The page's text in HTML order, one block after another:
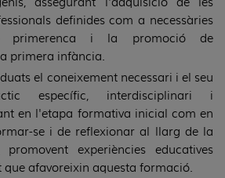
definides com a necessàries
primerenca i la promoció de
primera infància.
el coneixement necessari i el seu
específic, interdisciplinari i
en l'etapa formativa inicial com en
se i de reflexionar al llarg de la
experiències educatives
afavoreixin aquesta formació.